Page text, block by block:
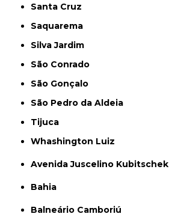
Santa Cruz
Saquarema
Silva Jardim
São Conrado
São Gonçalo
São Pedro da Aldeia
Tijuca
Whashington Luiz
Avenida Juscelino Kubitschek
Bahia
Balneário Camboriú